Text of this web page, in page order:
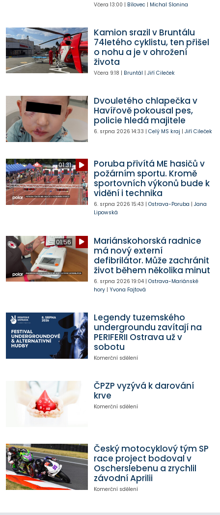
Včera 13:00 | Bílovec| Michal Slonina
Kamion srazil v Bruntálu
74letého cyklistu, ten přišel
o nohu a je v ohrožení
života
Včera 9:18 | Bruntál | Jiří Cileček
Dvouletého chlapečka v
Havířově pokousal pes,
policie hledá majitele
6. srpna 2026 14:33 | Celý MS kraj | Jiří Cileček
01:31
Poruba přivítá ME hasičů v
požárním sportu. Kromě
sportovních výkonů bude k
vidění i technika
6. srpna 2026 15:43 | Ostrava-Poruba | Jana
Lipowská
01:56
Mariánskohorská radnice
má nový externí
defibrilátor. Může zachránit
život během několika minut
6. srpna 2026 19:04| Ostrava-Mariánské
hory| Yvona Fajtová
Legendy tuzemského
undergroundu zavítají na
PERIFERII Ostrava už v
sobotu
Komerční sdělení
ČPZP vyzývá k darování
krve
Komerční sdělení
Český motocyklový tým SP
race project bodoval v
Oscherslebenu a zrychlil
závodní Aprilii
Komerční sdělení